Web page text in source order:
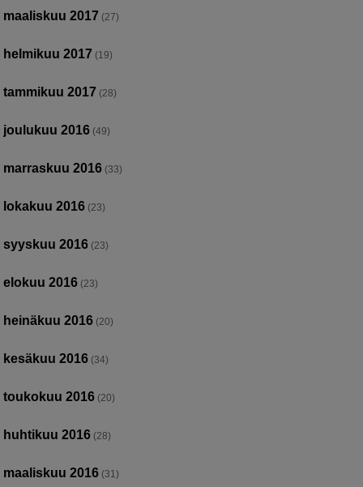
maaliskuu 2017 (27)
helmikuu 2017 (19)
tammikuu 2017 (28)
joulukuu 2016 (49)
marraskuu 2016 (33)
lokakuu 2016 (23)
syyskuu 2016 (23)
elokuu 2016 (23)
heinäkuu 2016 (20)
kesäkuu 2016 (34)
toukokuu 2016 (20)
huhtikuu 2016 (28)
maaliskuu 2016 (31)